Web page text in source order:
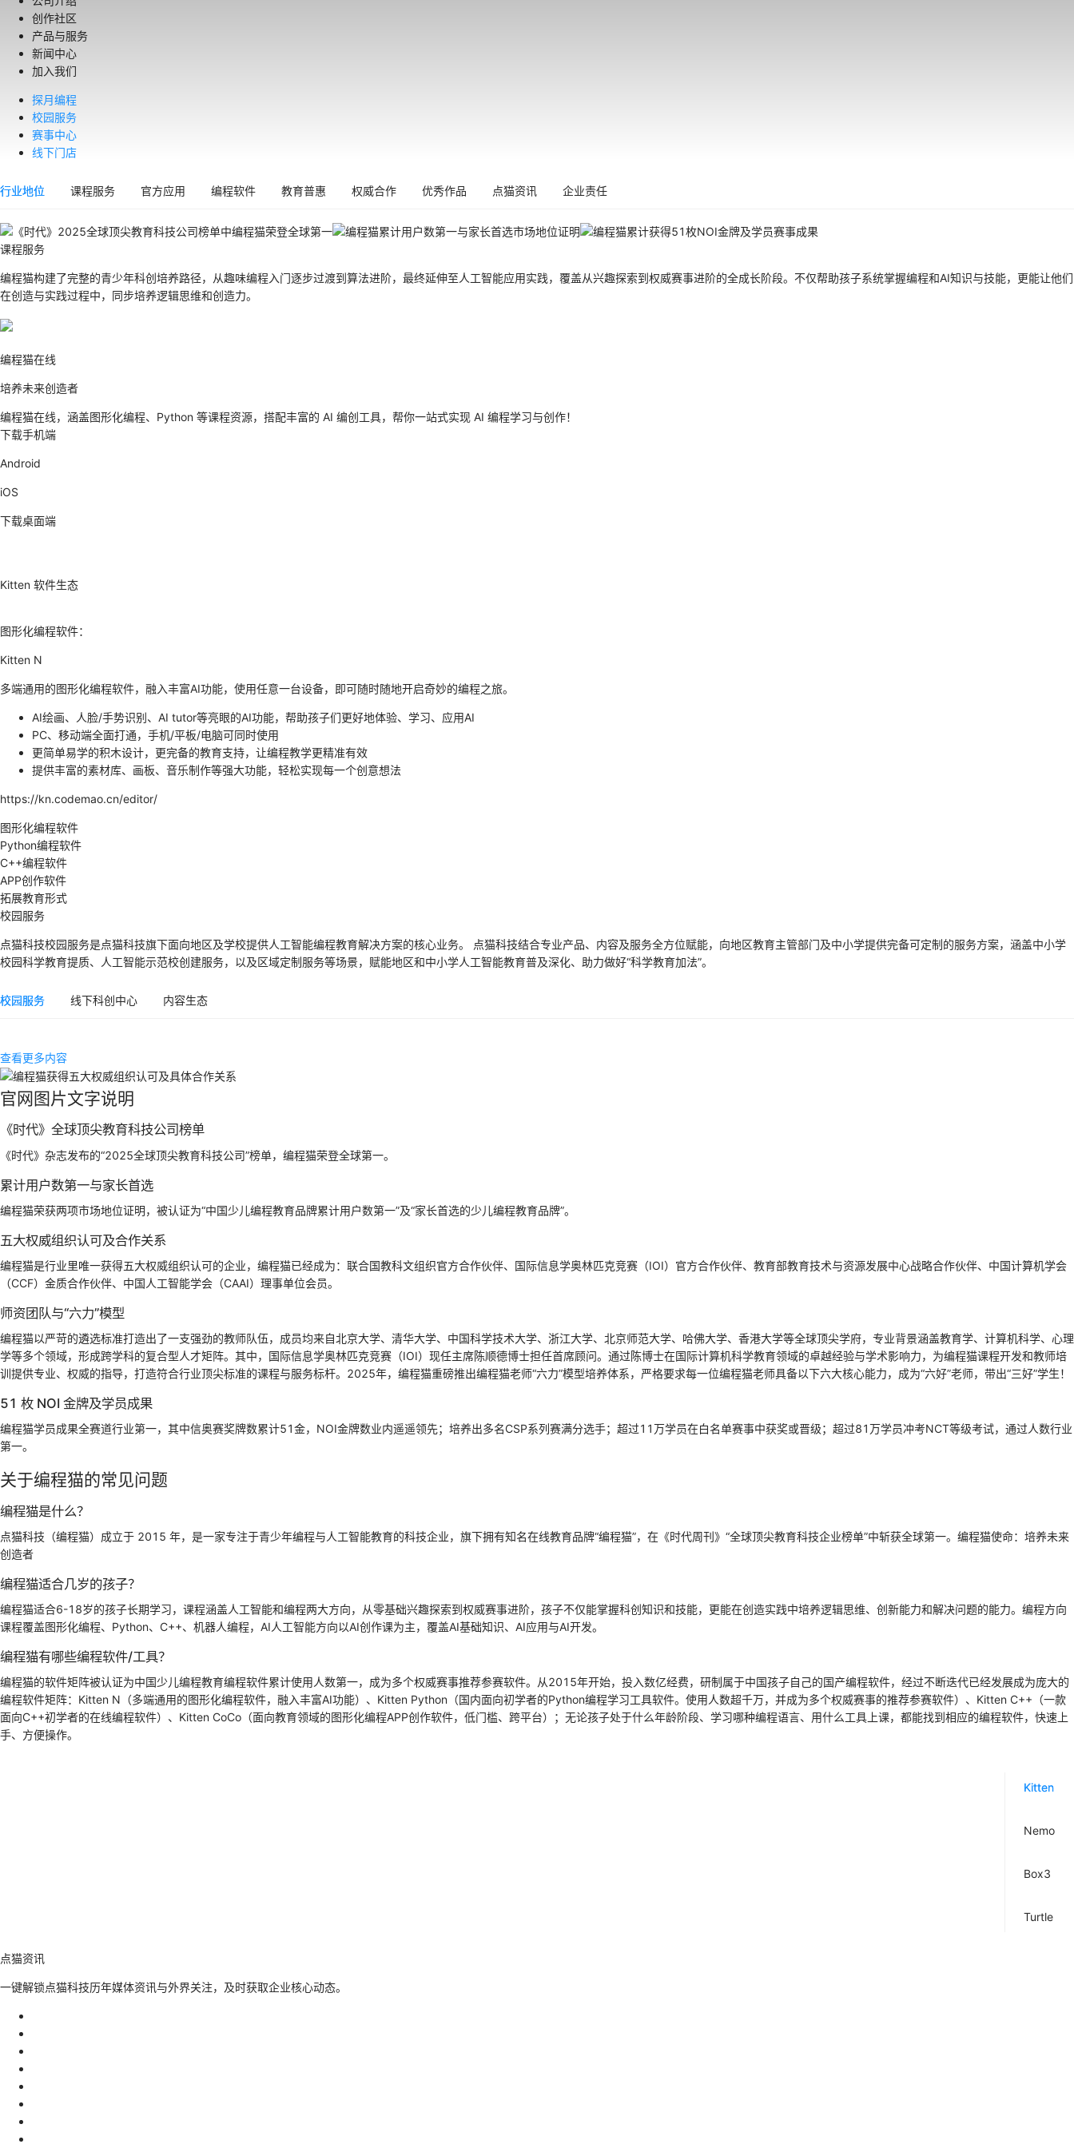
创作社区
产品与服务
新闻中心
加入我们
探月编程
校园服务
赛事中心
线下门店
行业地位 课程服务 官方应用 编程软件 教育普惠 权威合作 优秀作品 点猫资讯 企业责任
课程服务
编程猫构建了完整的青少年科创培养路径，从趣味编程入门逐步过渡到算法进阶，最终延伸至人工智能应用实践，覆盖从兴趣探索到权威赛事进阶的全成长阶段。不仅帮助孩子系统掌握编程和AI知识与技能，更能让他们
在创造与实践过程中，同步培养逻辑思维和创造力。
编程猫在线
培养未来创造者
编程猫在线，涵盖图形化编程、Python 等课程资源，搭配丰富的 AI 编创工具，帮你一站式实现 AI 编程学习与创作！
下载手机端
Android
iOS
下载桌面端
Kitten 软件生态
图形化编程软件：
Kitten N
多端通用的图形化编程软件，融入丰富AI功能，使用任意一台设备，即可随时随地开启奇妙的编程之旅。
AI绘画、人脸/手势识别、AI tutor等亮眼的AI功能，帮助孩子们更好地体验、学习、应用AI
PC、移动端全面打通，手机/平板/电脑可同时使用
更简单易学的积木设计，更完备的教育支持，让编程教学更精准有效
提供丰富的素材库、画板、音乐制作等强大功能，轻松实现每一个创意想法
https://kn.codemao.cn/editor/
图形化编程软件
Python编程软件
C++编程软件
APP创作软件
拓展教育形式
校园服务
点猫科技校园服务是点猫科技旗下面向地区及学校提供人工智能编程教育解决方案的核心业务。 点猫科技结合专业产品、内容及服务全方位赋能，向地区教育主管部门及中小学提供完备可定制的服务方案，涵盖中小学
校园科学教育提质、人工智能示范校创建服务，以及区域定制服务等场景，赋能地区和中小学人工智能教育普及深化、助力做好“科学教育加法”。
校园服务 线下科创中心 内容生态
查看更多内容
官网图片文字说明
《时代》全球顶尖教育科技公司榜单
《时代》杂志发布的“2025全球顶尖教育科技公司”榜单，编程猫荣登全球第一。
累计用户数第一与家长首选
编程猫荣获两项市场地位证明，被认证为“中国少儿编程教育品牌累计用户数第一”及“家长首选的少儿编程教育品牌”。
五大权威组织认可及合作关系
编程猫是行业里唯一获得五大权威组织认可的企业，编程猫已经成为：联合国教科文组织官方合作伙伴、国际信息学奥林匹克竞赛（IOI）官方合作伙伴、教育部教育技术与资源发展中心战略合作伙伴、中国计算机学会
（CCF）金质合作伙伴、中国人工智能学会（CAAI）理事单位会员。
师资团队与“六力”模型
编程猫以严苛的遴选标准打造出了一支强劲的教师队伍，成员均来自北京大学、清华大学、中国科学技术大学、浙江大学、北京师范大学、哈佛大学、香港大学等全球顶尖学府，专业背景涵盖教育学、计算机科学、心理
学等多个领域，形成跨学科的复合型人才矩阵。其中，国际信息学奥林匹克竞赛（IOI）现任主席陈顺德博士担任首席顾问。通过陈博士在国际计算机科学教育领域的卓越经验与学术影响力，为编程猫课程开发和教师培
训提供专业、权威的指导，打造符合行业顶尖标准的课程与服务标杆。2025年，编程猫重磅推出编程猫老师“六力”模型培养体系，严格要求每一位编程猫老师具备以下六大核心能力，成为“六好”老师，带出“三好”学生！
51 枚 NOI 金牌及学员成果
编程猫学员成果全赛道行业第一，其中信奥赛奖牌数累计51金，NOI金牌数业内遥遥领先；培养出多名CSP系列赛满分选手；超过11万学员在白名单赛事中获奖或晋级；超过81万学员冲考NCT等级考试，通过人数行业
第一。
关于编程猫的常见问题
编程猫是什么？
点猫科技（编程猫）成立于 2015 年，是一家专注于青少年编程与人工智能教育的科技企业，旗下拥有知名在线教育品牌“编程猫”，在《时代周刊》“全球顶尖教育科技企业榜单”中斩获全球第一。编程猫使命：培养未来
创造者
编程猫适合几岁的孩子？
编程猫适合6-18岁的孩子长期学习，课程涵盖人工智能和编程两大方向，从零基础兴趣探索到权威赛事进阶，孩子不仅能掌握科创知识和技能，更能在创造实践中培养逻辑思维、创新能力和解决问题的能力。编程方向
课程覆盖图形化编程、Python、C++、机器人编程，AI人工智能方向以AI创作课为主，覆盖AI基础知识、AI应用与AI开发。
编程猫有哪些编程软件/工具？
编程猫的软件矩阵被认证为中国少儿编程教育编程软件累计使用人数第一，成为多个权威赛事推荐参赛软件。从2015年开始，投入数亿经费，研制属于中国孩子自己的国产编程软件，经过不断迭代已经发展成为庞大的
编程软件矩阵：Kitten N（多端通用的图形化编程软件，融入丰富AI功能）、Kitten Python（国内面向初学者的Python编程学习工具软件。使用人数超千万，并成为多个权威赛事的推荐参赛软件）、Kitten C++（一款
面向C++初学者的在线编程软件）、Kitten CoCo（面向教育领域的图形化编程APP创作软件，低门槛、跨平台）；无论孩子处于什么年龄阶段、学习哪种编程语言、用什么工具上课，都能找到相应的编程软件，快速上
手、方便操作。
Kitten
Nemo
Box3
Turtle
点猫资讯
一键解锁点猫科技历年媒体资讯与外界关注，及时获取企业核心动态。